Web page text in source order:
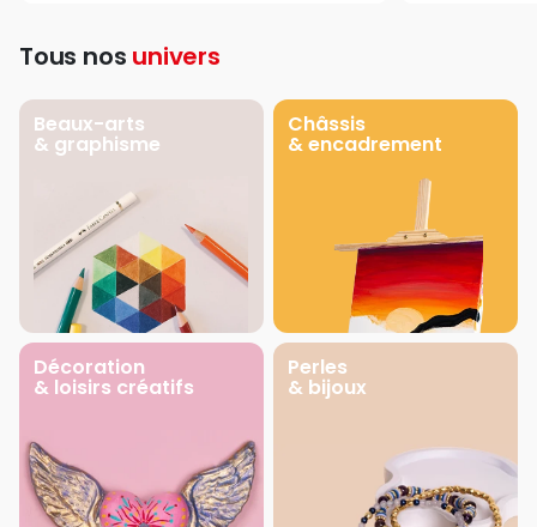
Tous nos univers
Beaux-arts
& graphisme
Châssis
& encadrement
Décoration
& loisirs créatifs
Perles
& bijoux